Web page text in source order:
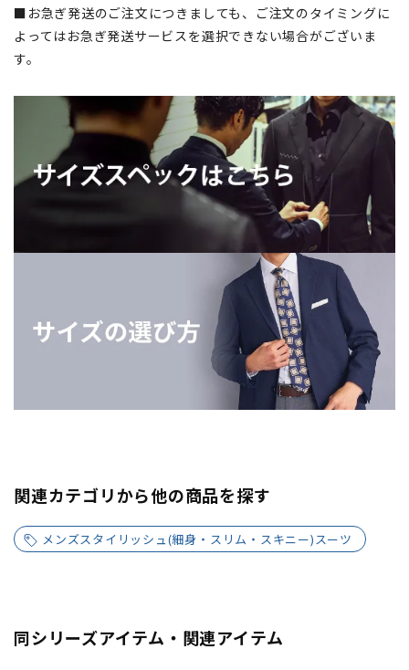
■お急ぎ発送のご注文につきましても、ご注文のタイミングに
よってはお急ぎ発送サービスを選択できない場合がございま
す。
関連カテゴリから他の商品を探す
メンズスタイリッシュ(細身・スリム・スキニー)スーツ
同シリーズアイテム・関連アイテム